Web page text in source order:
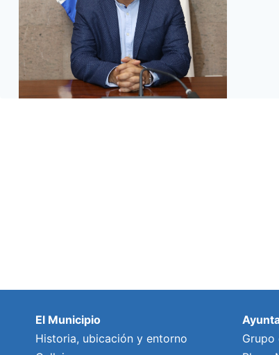
El Municipio
Historia, ubicación y entorno
Grupo